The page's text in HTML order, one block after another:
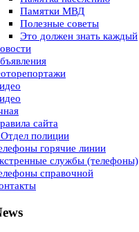
Памятки МВД
Полезные советы
Это должен знать каждый
сайта
полиции
горячие линии
службы (телефоны)
справочной